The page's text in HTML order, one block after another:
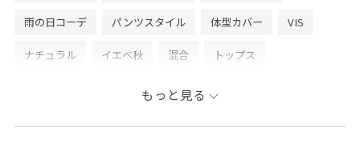
雨の日コーデ パンツスタイル 体型カバー VIS
ナチュラル イエベ秋 混合 トップス
ジャケット/アウター
もっと見る